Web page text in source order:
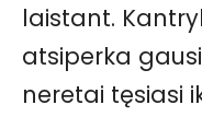
laistant.
atsiperka
neretai tęsiasi